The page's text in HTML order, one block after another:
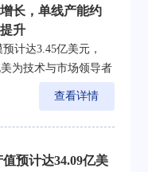
长，单线产能约
升
计达3.45亿美元，
为技术与市场领导者
查看详情
预计达34.09亿美